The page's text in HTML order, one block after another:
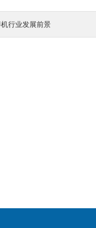
行业发展前景